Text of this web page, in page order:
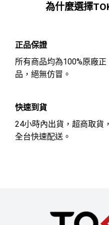
為什麼選擇
正品保證
所有商品均為100%原廠正
品，絕無仿冒。
快速到貨
24小時內出貨，超商取貨，
全台快速配送。